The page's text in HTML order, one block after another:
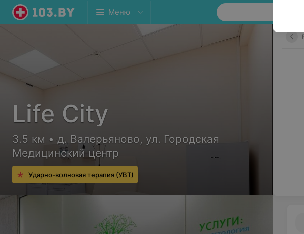
Меню
Life City
3.5 км • д. Валерьяново, ул. Городская
Медицинский центр
Ударно-волновая терапия (УВТ)